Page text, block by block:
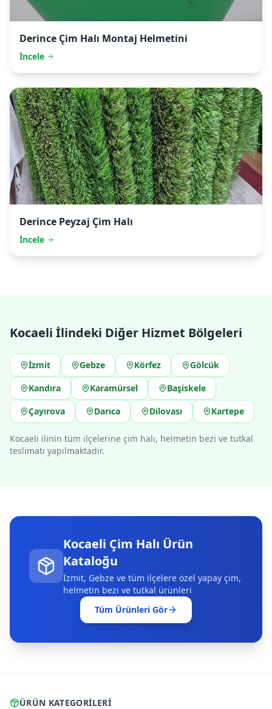
Derince Çim Halı Montaj Helmetini
İncele
Derince Peyzaj Çim Halı
İncele
Kocaeli İlindeki Diğer Hizmet Bölgeleri
İzmit Gebze Körfez
Gölcük
Kandıra
Karamürsel
Başiskele
Çayırova
Darıca Dilovası Kartepe
Kocaeli ilinin tüm ilçelerine çim halı, helmetin bezi ve tutkal
teslimatı yapılmaktadır.
Kocaeli Çim Halı Ürün
Kataloğu
İzmit, Gebze ve tüm ilçelere özel yapay çim,
helmetin bezi ve tutkal ürünleri
Tüm Ürünleri Gör
ÜRÜN KATEGORILERI